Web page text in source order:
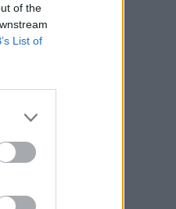
of the
List of